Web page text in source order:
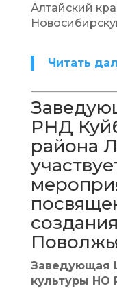
Алтайский
Читать
РНД
района
Заведующая
культуры НО